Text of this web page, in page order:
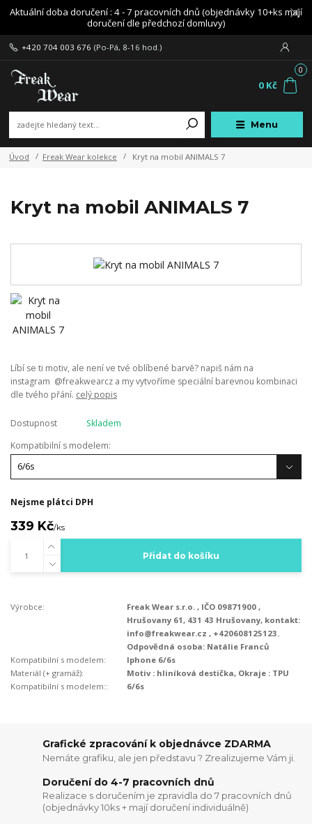
Aktuální doba doručení : 4 - 7 pracovních dnů (objednávky 10+ks mají
doručení dle předchozí domluvy)
Menu
+420 704 003 676 (Po-Pá, 8-16 hod.)
0
0 Kč
Úvod Freak Wear kolekce Kryt na mobil ANIMALS 7
Kryt na mobil ANIMALS 7
Líbí se ti motiv, ale není ve tvé oblíbené barvě? napiš nám na
instagram @freakwearcz a my vytvoříme speciální barevnou kombinaci
dle tvého přání. celý popis
Dostupnost
Skladem
Kompatibilní s modelem:
Nejsme plátci DPH
339 Kč/ks
Přidat do košíku
Výrobce:
Freak Wear s.r.o. , IČO 09871900 ,
Hrušovany 61, 431 43 Hrušovany, kontakt:
info@freakwear.cz , +420608125123.
Odpovědná osoba: Natálie Franců
Kompatibilní s modelem:
Iphone 6/6s
Materiál (+ gramáž):
Motiv : hliníková destička, Okraje : TPU
Kompatibilní s modelem::
6/6s
Grafické zpracování k objednávce ZDARMA
Nemáte grafiku, ale jen představu ? Zrealizujeme Vám ji.
Doručení do 4-7 pracovních dnů
Realizace s doručením je zpravidla do 7 pracovních dnů
(objednávky 10ks + mají doručení individuálně)